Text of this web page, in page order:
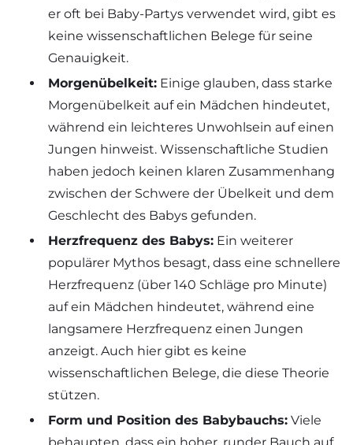
er oft bei Baby-Partys verwendet wird, gibt es
keine wissenschaftlichen Belege für seine
Genauigkeit.
Morgenübelkeit: Einige glauben, dass starke
Morgenübelkeit auf ein Mädchen hindeutet,
während ein leichteres Unwohlsein auf einen
Jungen hinweist. Wissenschaftliche Studien
haben jedoch keinen klaren Zusammenhang
zwischen der Schwere der Übelkeit und dem
Geschlecht des Babys gefunden.
Herzfrequenz des Babys: Ein weiterer
populärer Mythos besagt, dass eine schnellere
Herzfrequenz (über 140 Schläge pro Minute)
auf ein Mädchen hindeutet, während eine
langsamere Herzfrequenz einen Jungen
anzeigt. Auch hier gibt es keine
wissenschaftlichen Belege, die diese Theorie
stützen.
Form und Position des Babybauchs: Viele